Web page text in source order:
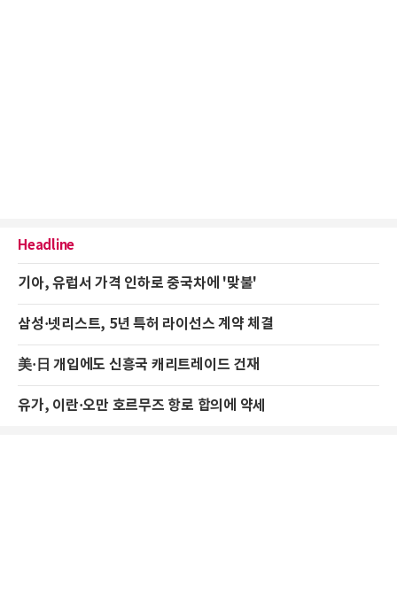
Headline
기아, 유럽서 가격 인하로 중국차에 '맞불'
삼성·넷리스트, 5년 특허 라이선스 계약 체결
美·日 개입에도 신흥국 캐리트레이드 건재
유가, 이란·오만 호르무즈 항로 합의에 약세